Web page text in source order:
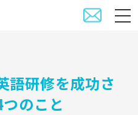
語研修を成功さ
のこと